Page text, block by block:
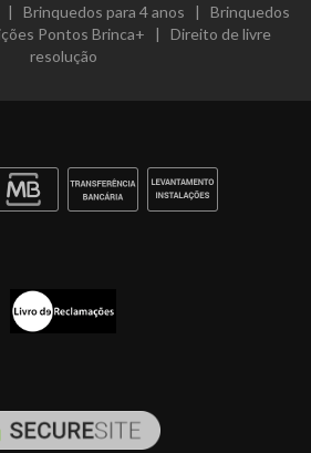
| Brinquedos para 4 anos | Brinquedos
Pontos Brinca+ | Direito de livre
resolução